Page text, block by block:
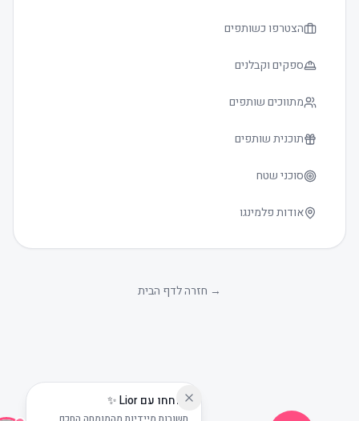
גודל טקסט
שוחחו עם Lior ✨
הצטרפו כשותפים
ספקים וקבלנים
מתווכים שותפים
תוכנית שותפים
סוכני שטח
אודות פלמינגו
חזרה לדף הבית